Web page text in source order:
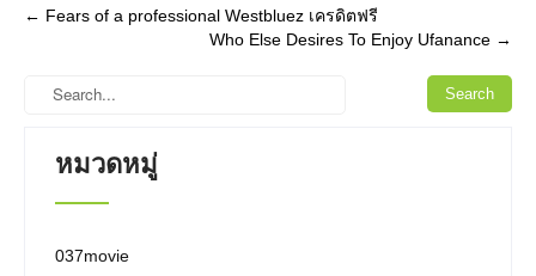
Post
← Fears of a professional Westbluez เครดิตฟรี
Who Else Desires To Enjoy Ufanance →
หมวดหมู่
037movie